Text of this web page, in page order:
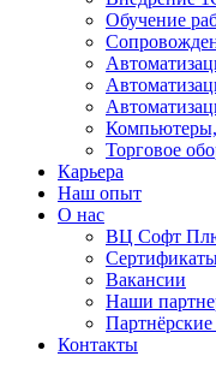
Обучение
Компьютеры,
Торговое
Карьера
Наш опыт
О нас
ВЦ Софт
Вакансии
Наши
Контакты